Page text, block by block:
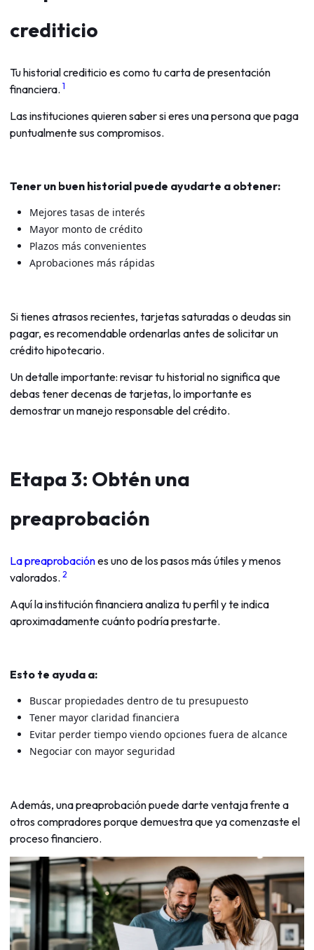
crediticio
Tu historial crediticio es como tu carta de presentación
financiera. 1
Las instituciones quieren saber si eres una persona que paga
puntualmente sus compromisos.
Tener un buen historial puede ayudarte a obtener:
Mejores tasas de interés
Mayor monto de crédito
Plazos más convenientes
Aprobaciones más rápidas
Si tienes atrasos recientes, tarjetas saturadas o deudas sin
pagar, es recomendable ordenarlas antes de solicitar un
crédito hipotecario.
Un detalle importante: revisar tu historial no significa que
debas tener decenas de tarjetas, lo importante es
demostrar un manejo responsable del crédito.
Etapa 3: Obtén una
preaprobación
La preaprobaciónes uno de los pasos más útiles y menos
valorados. 2
Aquí la institución financiera analiza tu perfil y te indica
aproximadamente cuánto podría prestarte.
Esto te ayuda a:
Buscar propiedades dentro de tu presupuesto
Tener mayor claridad financiera
Evitar perder tiempo viendo opciones fuera de alcance
Negociar con mayor seguridad
Además, una preaprobación puede darte ventaja frente a
otros compradores porque demuestra que ya comenzaste el
proceso financiero.